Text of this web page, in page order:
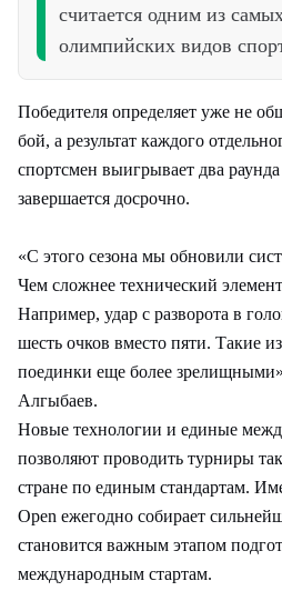
считается одним из
олимпийских видов
Победителя определяет уже не
бой, а результат каждого
спортсмен выигрывает два
завершается досрочно.
«С этого сезона мы обновили
Чем сложнее технический
Например, удар с разворота в
шесть очков вместо пяти. Такие
поединки еще более
Алгыбаев.
Новые технологии и единые
позволяют проводить турниры
стране по единым стандартам.
Open ежегодно собирает
становится важным этапом
международным стартам.